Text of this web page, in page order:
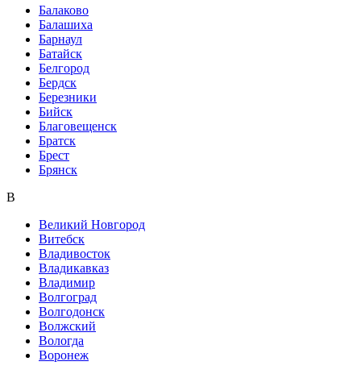
Балаково
Балашиха
Барнаул
Батайск
Белгород
Бердск
Березники
Бийск
Благовещенск
Братск
Брест
Брянск
В
Великий Новгород
Витебск
Владивосток
Владикавказ
Владимир
Волгоград
Волгодонск
Волжский
Вологда
Воронеж